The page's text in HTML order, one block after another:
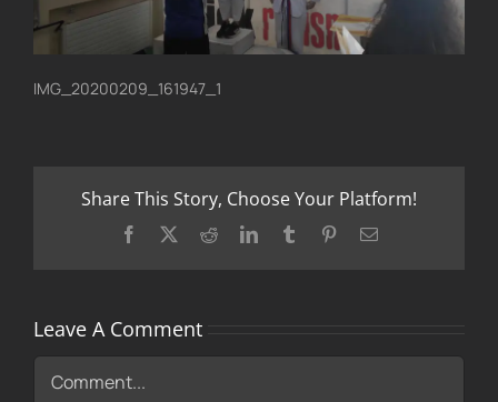
IMG_20200209_161947_1
Share This Story, Choose Your Platform!
Facebook RedditLinkedInTumblr PinterestEmail
Leave A Comment
Comment